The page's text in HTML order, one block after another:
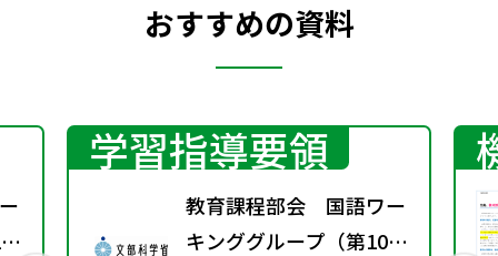
おすすめの資料
学習指導要領
教育課程部会 国語ワー
キンググループ（第10